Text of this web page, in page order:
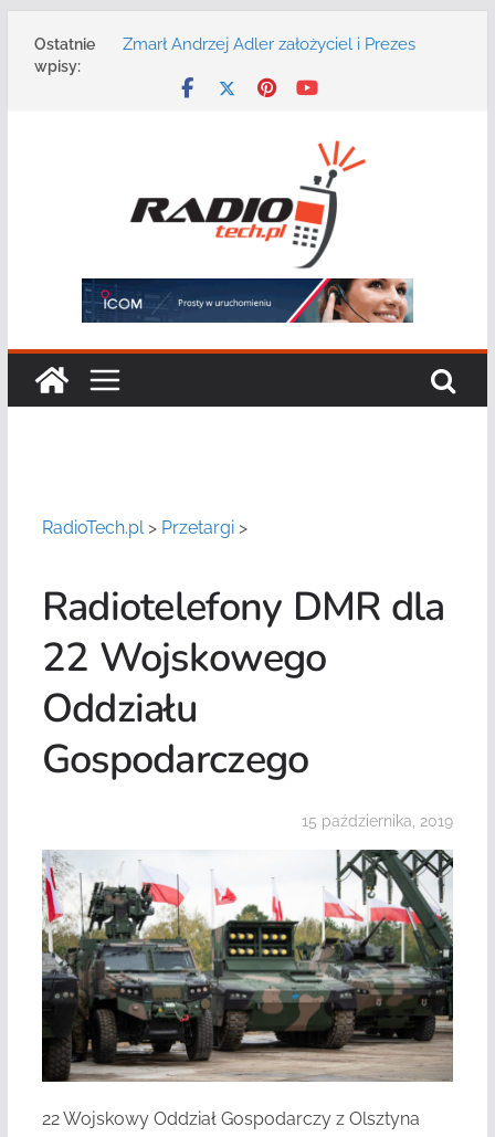
Ostatnie
wpisy:
Zmarł Andrzej Adler założyciel i Prezes
Radmor – największy polski producent
konferencję: „Bezpieczeństwo,
niezawodność i interoperacyjność
systemów teleinformatycznych”
Motorola Solutions oferuje agencjom
bezpieczeństwa publicznego usługę
łączności opartą na chmurze
Najnowszy radiotelefon MOTOTRBO R7 od
Motorola Solutions
RadioTech.pl> Przetargi>
Radiotelefony DMR dla
22 Wojskowego
Oddziału
Gospodarczego
15 października, 2019
22 Wojskowy Oddział Gospodarczy z Olsztyna